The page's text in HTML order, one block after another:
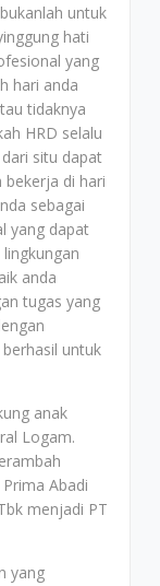
untuk
hati
yang
hari anda
tidaknya
HRD selalu
situ dapat
bekerja di hari
sebagai
yang dapat
anda
tugas yang
untuk
anak
Logam.
Abadi
menjadi PT
yang